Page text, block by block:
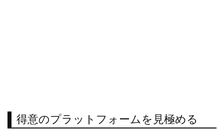
得意のプラットフォームを見極める